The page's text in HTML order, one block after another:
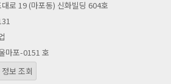
로 19 (마포동) 신화빌딩 604호
마포-0151 호
보 조회